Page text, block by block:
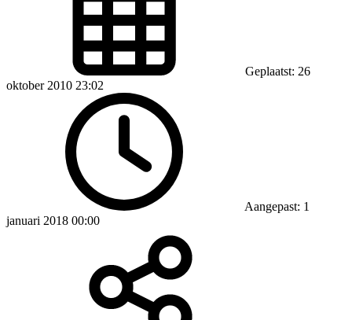
Geplaatst: 26
oktober 2010 23:02
Aangepast: 1
januari 2018 00:00